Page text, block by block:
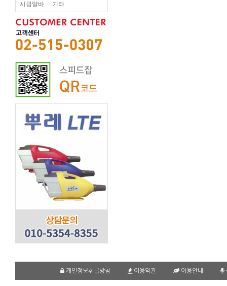
시급알바 기타
개인정보취급방침 이용약관 이용안내